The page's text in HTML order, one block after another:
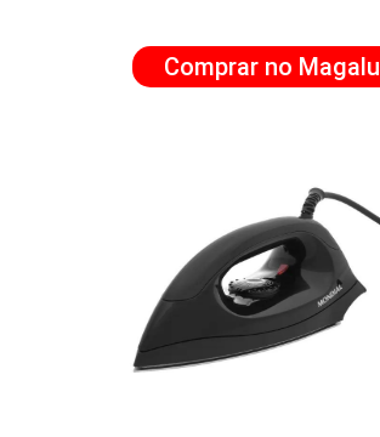
Comprar no Magalu